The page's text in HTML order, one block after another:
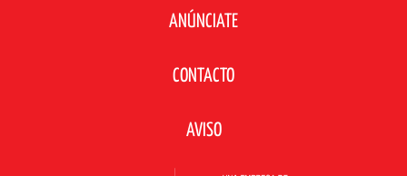
ANÚNCIATE
CONTACTO
AVISO